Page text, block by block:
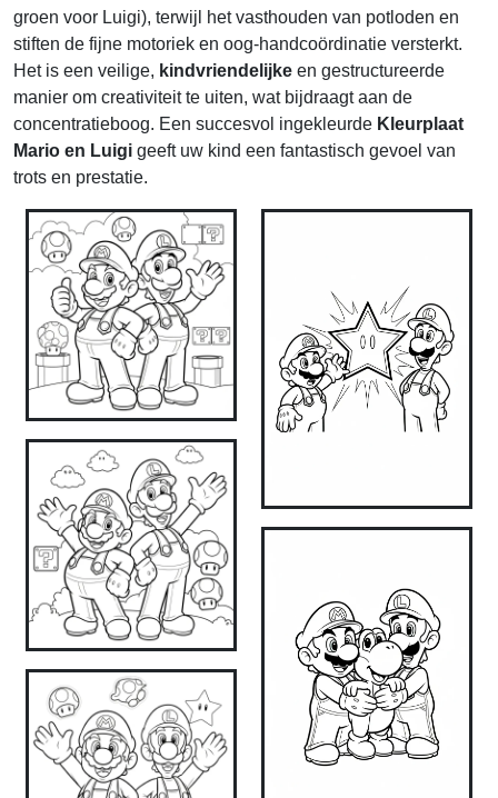
groen voor Luigi), terwijl het vasthouden van potloden en
stiften de fijne motoriek en oog-handcoördinatie versterkt.
Het is een veilige, kindvriendelijke en gestructureerde
manier om creativiteit te uiten, wat bijdraagt aan de
concentratieboog. Een succesvol ingekleurde Kleurplaat
Mario en Luigi geeft uw kind een fantastisch gevoel van
trots en prestatie.